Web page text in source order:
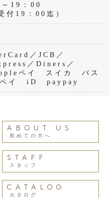
19：00
付19：00迄）
／JCB／
／Diners／
ペイ スイカ パス
ペイ iD paypay
ABOUT US
初めての方へ
STAFF
スタッフ
CATALOG
カタログ